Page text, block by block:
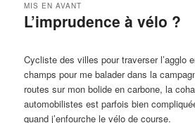
L’imprudence à vélo ?
MIS EN AVANT
Cycliste des villes pour traverser l’agglo
champs pour me balader dans la
routes sur mon bolide en carbone, la
automobilistes est parfois bien
quand j’enfourche le vélo de course.